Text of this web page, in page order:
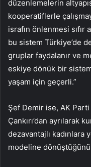
düzenlemelerin
kooperatiflerle
israfın önlenmesi sıfır
bu sistem Türkiye’de
gruplar faydalanır ve
eskiye dönük bir
yaşam için geçerli.”
Şef Demir ise, AK
Çankırı’dan ayrılarak
dezavantajlı kadınlara
modeline